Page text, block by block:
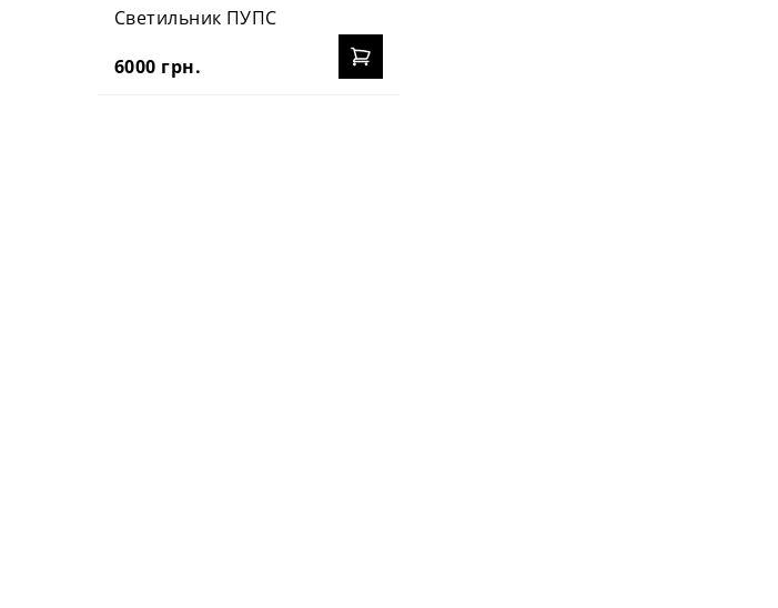
Светильник ПУПС
6000 грн.